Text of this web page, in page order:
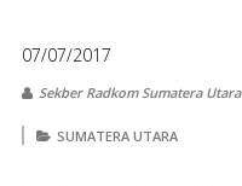
07/07/2017
Sekber Radkom Sumatera Utara
SUMATERA UTARA